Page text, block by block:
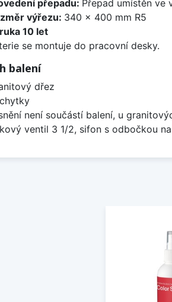
přepadu: Přepad umístěn ve
výřezu: 340 x 400 mm R5
10 let
se montuje do pracovní desky.
balení
dřez
není součástí balení, u
ventil 3 1/2, sifon s odbočkou